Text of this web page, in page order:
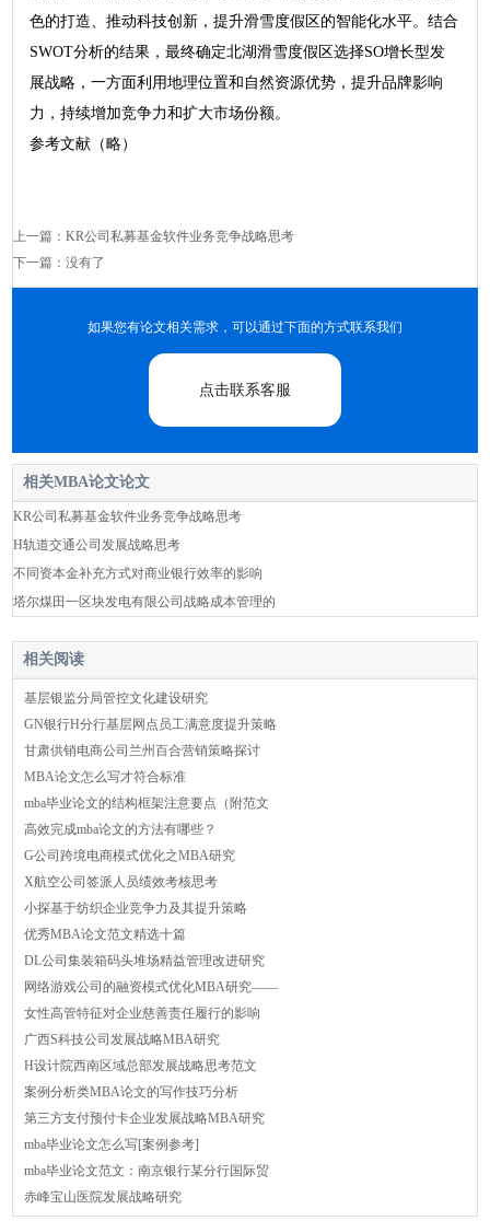
色的打造、推动科技创新，提升滑雪度假区的智能化水平。结合
SWOT分析的结果，最终确定北湖滑雪度假区选择SO增长型发
展战略，一方面利用地理位置和自然资源优势，提升品牌影响
力，持续增加竞争力和扩大市场份额。
参考文献（略）
上一篇：KR公司私募基金软件业务竞争战略思考
下一篇：没有了
如果您有论文相关需求，可以通过下面的方式联系我们
点击联系客服
相关MBA论文论文
KR公司私募基金软件业务竞争战略思考
H轨道交通公司发展战略思考
不同资本⾦补充⽅式对商业银⾏效率的影响
塔尔煤田一区块发电有限公司战略成本管理的
相关阅读
基层银监分局管控文化建设研究
GN银行H分行基层网点员工满意度提升策略
甘肃供销电商公司兰州百合营销策略探讨
MBA论文怎么写才符合标准
mba毕业论文的结构框架注意要点（附范文
高效完成mba论文的方法有哪些？
G公司跨境电商模式优化之MBA研究
X航空公司签派人员绩效考核思考
小探基于纺织企业竞争力及其提升策略
优秀MBA论文范文精选十篇
DL公司集装箱码头堆场精益管理改进研究
网络游戏公司的融资模式优化MBA研究——
女性高管特征对企业慈善责任履行的影响
广西S科技公司发展战略MBA研究
H设计院西南区域总部发展战略思考范文
案例分析类MBA论文的写作技巧分析
第三方支付预付卡企业发展战略MBA研究
mba毕业论文怎么写[案例参考]
mba毕业论文范文：南京银行某分行国际贸
赤峰宝山医院发展战略研究